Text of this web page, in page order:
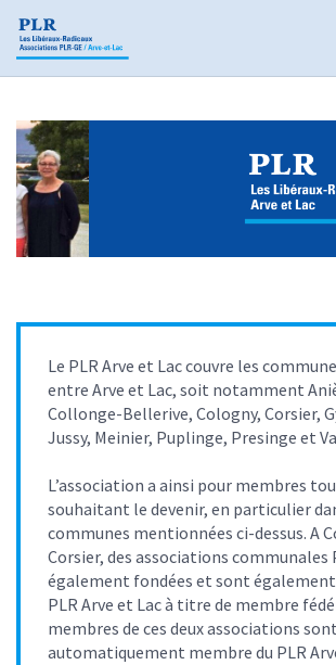
Le PLR Arve et Lac couvre les
entre Arve et Lac, soit notamment
Collonge-Bellerive, Cologny, Corsier,
Jussy, Meinier, Puplinge, Presinge et
L’association a ainsi pour membres
souhaitant le devenir, en particulier
communes mentionnées ci-dessus. A
Corsier, des associations communales
également fondées et sont
PLR Arve et Lac à titre de membre
membres de ces deux associations
automatiquement membre du PLR